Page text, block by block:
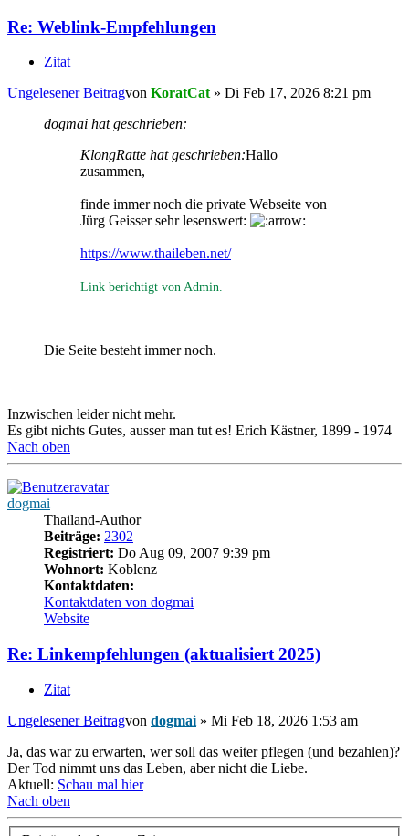
Re: Weblink-Empfehlungen
Zitat
Ungelesener Beitragvon KoratCat » Di Feb 17, 2026 8:21 pm
dogmai hat geschrieben:
KlongRatte hat geschrieben:Hallo
zusammen,
finde immer noch die private Webseite von
Jürg Geisser sehr lesenswert:
https://www.thaileben.net/
Link berichtigt von Admin.
Die Seite besteht immer noch.
Inzwischen leider nicht mehr.
Es gibt nichts Gutes, ausser man tut es! Erich Kästner, 1899 - 1974
Nach oben
dogmai
Thailand-Author
Beiträge: 2302
Registriert: Do Aug 09, 2007 9:39 pm
Wohnort: Koblenz
Kontaktdaten:
Kontaktdaten von dogmai
Website
Re: Linkempfehlungen (aktualisiert 2025)
Zitat
Ungelesener Beitragvon dogmai » Mi Feb 18, 2026 1:53 am
Ja, das war zu erwarten, wer soll das weiter pflegen (und bezahlen)?
Der Tod nimmt uns das Leben, aber nicht die Liebe.
Aktuell: Schau mal hier
Nach oben